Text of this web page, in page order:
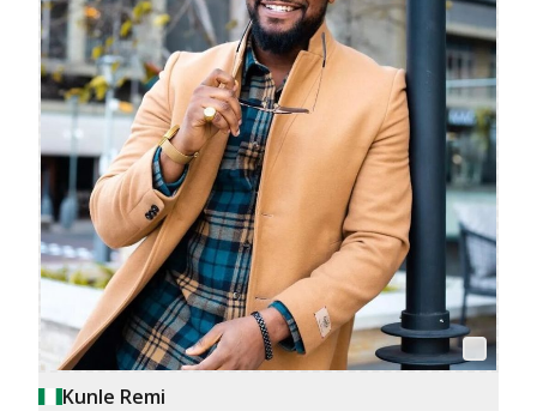
Kunle Remi